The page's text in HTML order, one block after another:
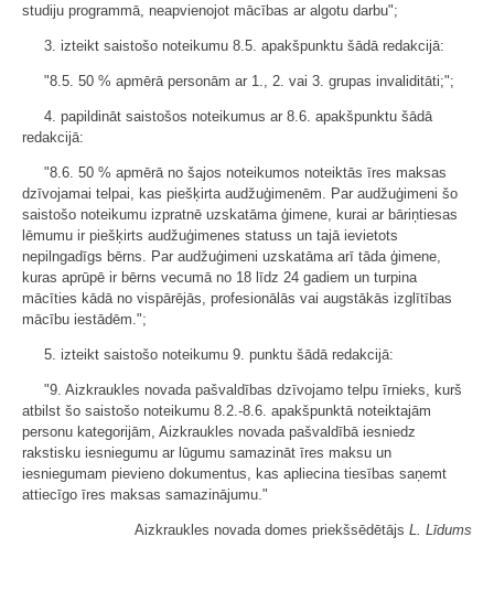
studiju programmā, neapvienojot mācības ar algotu darbu";
3. izteikt saistošo noteikumu 8.5. apakšpunktu šādā redakcijā:
"8.5. 50 % apmērā personām ar 1., 2. vai 3. grupas invaliditāti;";
4. papildināt saistošos noteikumus ar 8.6. apakšpunktu šādā
redakcijā:
"8.6. 50 % apmērā no šajos noteikumos noteiktās īres maksas
dzīvojamai telpai, kas piešķirta audžuģimenēm. Par audžuģimeni šo
saistošo noteikumu izpratnē uzskatāma ģimene, kurai ar bāriņtiesas
lēmumu ir piešķirts audžuģimenes statuss un tajā ievietots
nepilngadīgs bērns. Par audžuģimeni uzskatāma arī tāda ģimene,
kuras aprūpē ir bērns vecumā no 18 līdz 24 gadiem un turpina
mācīties kādā no vispārējās, profesionālās vai augstākās izglītības
mācību iestādēm.";
5. izteikt saistošo noteikumu 9. punktu šādā redakcijā:
"9. Aizkraukles novada pašvaldības dzīvojamo telpu īrnieks, kurš
atbilst šo saistošo noteikumu 8.2.-8.6. apakšpunktā noteiktajām
personu kategorijām, Aizkraukles novada pašvaldībā iesniedz
rakstisku iesniegumu ar lūgumu samazināt īres maksu un
iesniegumam pievieno dokumentus, kas apliecina tiesības saņemt
attiecīgo īres maksas samazinājumu."
Aizkraukles novada domes priekšsēdētājs L. Līdums